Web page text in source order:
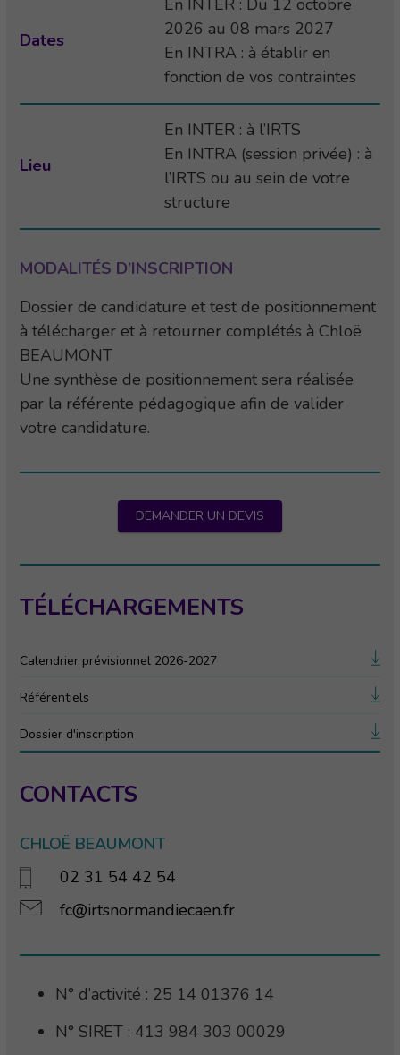
Dates
2026 au 08 mars 2027
En INTRA : à établir en
fonction de vos contraintes
Lieu
En INTER : à l’IRTS
En INTRA (session privée) : à
l’IRTS ou au sein de votre
structure
MODALITÉS D’INSCRIPTION
Dossier de candidature et test de positionnement
à télécharger et à retourner complétés à Chloë
BEAUMONT
Une synthèse de positionnement sera réalisée
par la référente pédagogique afin de valider
votre candidature.
DEMANDER UN DEVIS
TÉLÉCHARGEMENTS
Calendrier prévisionnel 2026-2027
Référentiels
Dossier d'inscription
CONTACTS
CHLOË BEAUMONT
02 31 54 42 54
fc@irtsnormandiecaen.fr
N° d’activité : 25 14 01376 14
N° SIRET : 413 984 303 00029